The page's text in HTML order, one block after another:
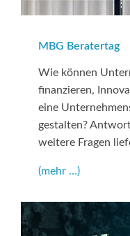
MBG Beratertag
Wie können
finanzieren,
eine
gestalten?
weitere Fragen
(mehr …)